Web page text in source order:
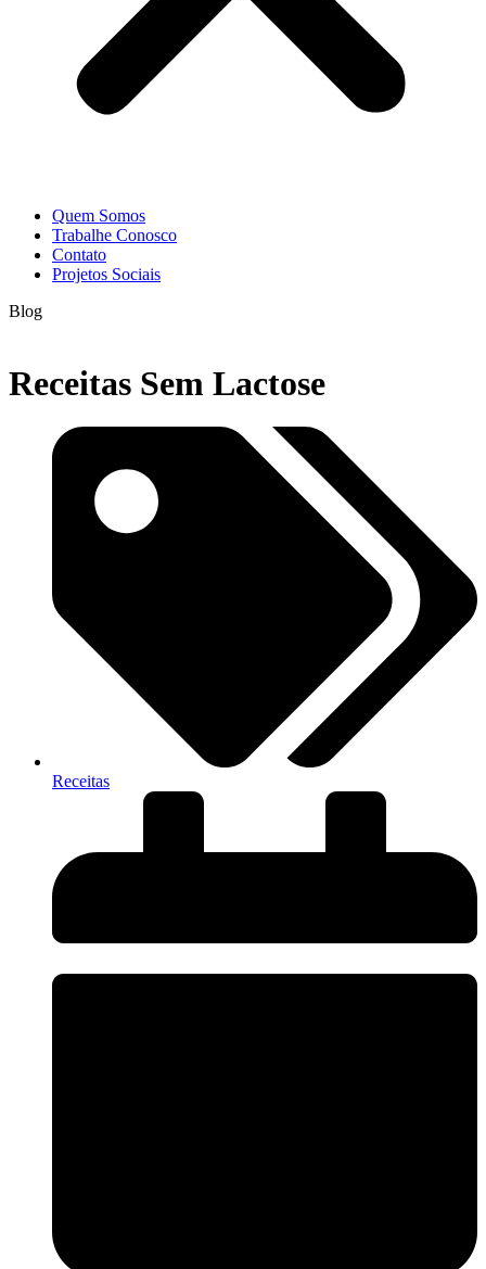
Quem Somos
Trabalhe Conosco
Contato
Projetos Sociais
Blog
Receitas Sem Lactose
Receitas